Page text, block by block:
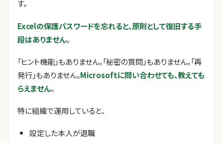
す。
Excelの保護パスワードを忘れると、原則として復旧する手
段はありません。
「ヒント機能」もありません。「秘密の質問」もありません。「再
発行」もありません。Microsoftに問い合わせても、教えても
らえません。
特に組織で運用していると、
設定した本人が退職